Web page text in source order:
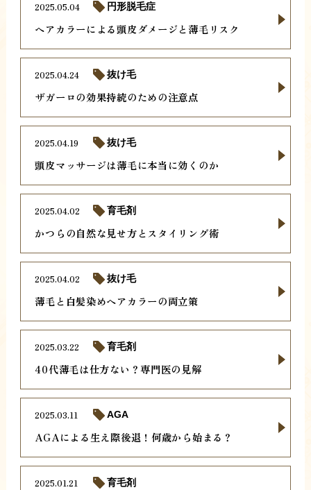
ヘアカラーによる頭皮ダメージと薄毛リスク
2025.05.04 円形脱毛症
ザガーロの効果持続のための注意点
2025.04.24 抜け毛
頭皮マッサージは薄毛に本当に効くのか
2025.04.19 抜け毛
かつらの自然な見せ方とスタイリング術
2025.04.02 育毛剤
薄毛と白髪染めヘアカラーの両立策
2025.04.02 抜け毛
40代薄毛は仕方ない？専門医の見解
2025.03.22 育毛剤
AGAによる生え際後退！何歳から始まる？
2025.03.11 AGA
2025.01.21 育毛剤